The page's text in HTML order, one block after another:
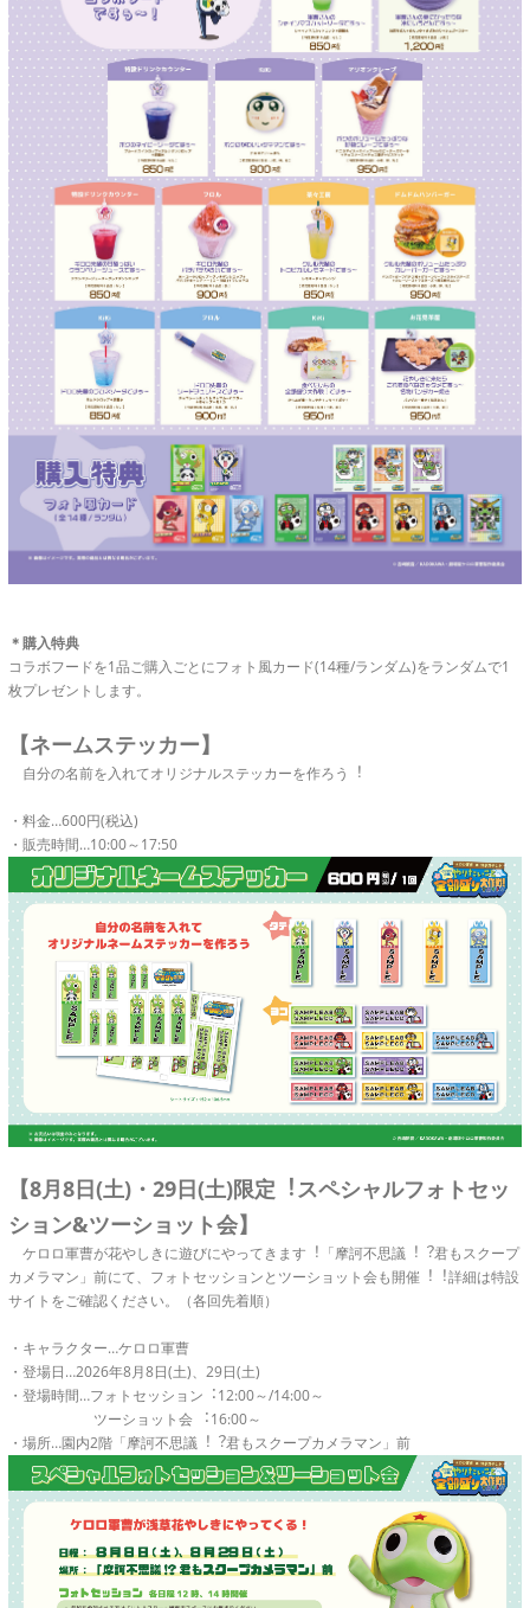
＊購入特典
コラボフードを1品ご購入ごとにフォト風カード(14種/ランダム)をランダムで1
枚プレゼントします。
【ネームステッカー】
自分の名前を入れてオリジナルステッカーを作ろう︕
・料金…600円(税込)
・販売時間…10:00～17:50
【8月8日(土)・29日(土)限定︕スペシャルフォトセッ
ション&ツーショット会】
ケロロ軍曹が花やしきに遊びにやってきます︕「摩訶不思議︕︖君もスクープ
カメラマン」前にて、フォトセッションとツーショット会も開催︕︕詳細は特設
サイトをご確認ください。（各回先着順）
・キャラクター…ケロロ軍曹
・登場日…2026年8月8日(土)、29日(土)
・登場時間…フォトセッション︓12:00～/14:00～
ツーショット会 ︓16:00～
・場所…園内2階「摩訶不思議︕︖君もスクープカメラマン」前